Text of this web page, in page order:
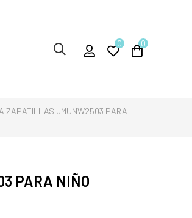
0 0
ZAPATILLAS JMUNW2503 PARA
PARA NIÑO